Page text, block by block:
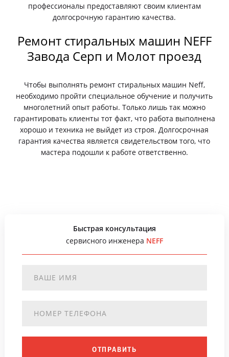
профессионалы предоставляют своим клиентам
долгосрочную гарантию качества.
Ремонт стиральных машин NEFF
Завода Серп и Молот проезд
Чтобы выполнять ремонт стиральных машин Neff,
необходимо пройти специальное обучение и получить
многолетний опыт работы. Только лишь так можно
гарантировать клиенты тот факт, что работа выполнена
хорошо и техника не выйдет из строя. Долгосрочная
гарантия качества является свидетельством того, что
мастера подошли к работе ответственно.
Быстрая консультация
сервисного инженера NEFF
ОТПРАВИТЬ